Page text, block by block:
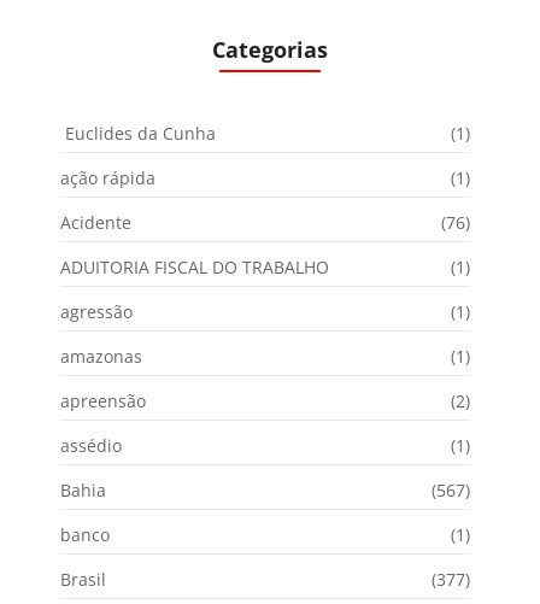
Categorias
Euclides da Cunha
(1)
ação rápida
(1)
Acidente
(76)
ADUITORIA FISCAL DO TRABALHO
(1)
agressão
(1)
amazonas
(1)
apreensão
(2)
assédio
(1)
Bahia
(567)
banco
(1)
Brasil
(377)